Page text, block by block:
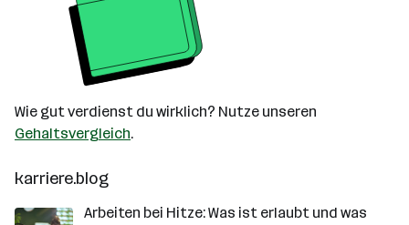
Wie gut verdienst du wirklich? Nutze unseren
Gehaltsvergleich.
karriere.blog
Arbeiten bei Hitze: Was ist erlaubt und was